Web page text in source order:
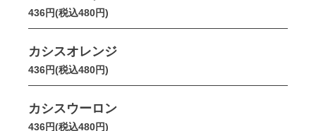
436円(税込480円)
カシスオレンジ
436円(税込480円)
カシスウーロン
436円(税込480円)